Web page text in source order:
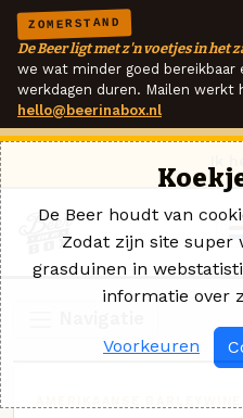
ZOMERSTAND
De Beer ligt met z'n voetjes in het
we wat minder goed bereikbaar
werkdagen duren. Mailen werkt
hello@beerinabox.nl
De Beer houdt van
Zodat zijn site super
grasduinen in
informatie over
Voorkeuren